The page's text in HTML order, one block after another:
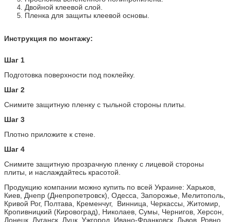
Двойной клеевой слой.
Пленка для защиты клеевой основы.
Инструкция по монтажу:
Шаг 1
Подготовка поверхности под поклейку.
Шаг 2
Снимите защитную пленку с тыльной стороны плиты.
Шаг 3
Плотно приложите к стене.
Шаг 4
Снимите защитную прозрачную пленку с лицевой стороны
плиты, и наслаждайтесь красотой.
Продукцию компании можно купить по всей Украине: Харьков,
Киев, Днепр (Днепропетровск), Одесса, Запорожье, Мелитополь,
Кривой Рог, Полтава, Кременчуг, Винница, Черкассы, Житомир,
Кропивницкий (Кировоград), Николаев, Сумы, Чернигов, Херсон,
Донецк, Луганск, Луцк, Ужгород, Ивано-Франковск, Львов, Ровно,